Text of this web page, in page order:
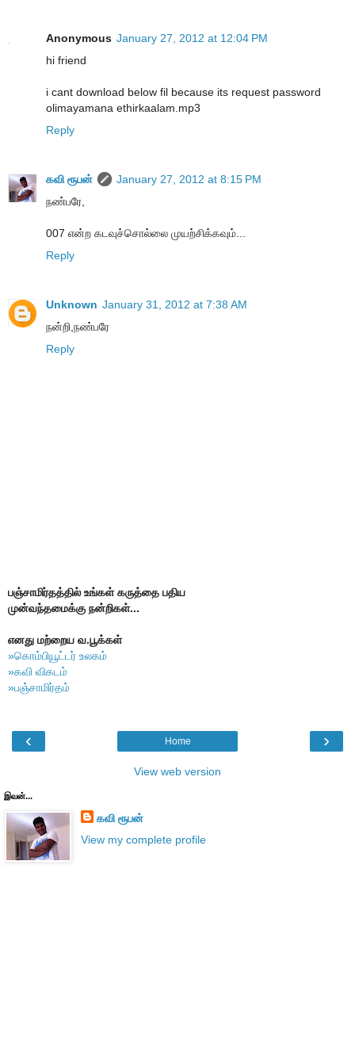
Anonymous January 27, 2012 at 12:04 PM
hi friend
i cant download below fil because its request password
olimayamana ethirkaalam.mp3
Reply
கவி ரூபன்
January 27, 2012 at 8:15 PM
நண்பரே,
007 என்ற கடவுச்சொல்லை முயற்சிக்கவும்...
Reply
Unknown January 31, 2012 at 7:38 AM
நன்றி,நண்பரே
Reply
பஞ்சாமிர்தத்தில் உங்கள் கருத்தை பதிய
முன்வந்தமைக்கு நன்றிகள்...
எனது மற்றைய வ.பூக்கள்
»கொம்பியூட்டர் உலகம்
»கவி விகடம்
»பஞ்சாமிர்தம்
‹ ›
Home
View web version
இவன்...
கவி ரூபன்
View my complete profile